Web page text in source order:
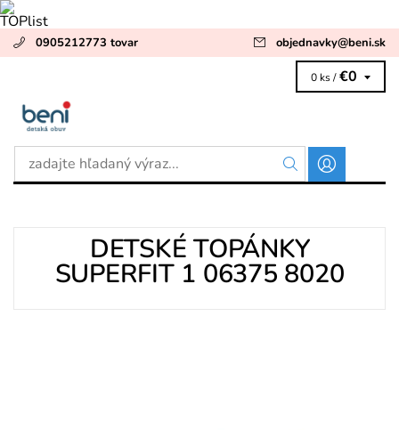
0905212773 tovar objednavky@beni.sk
0 ks / €0
DETSKÉ TOPÁNKY
SUPERFIT 1 06375 8020